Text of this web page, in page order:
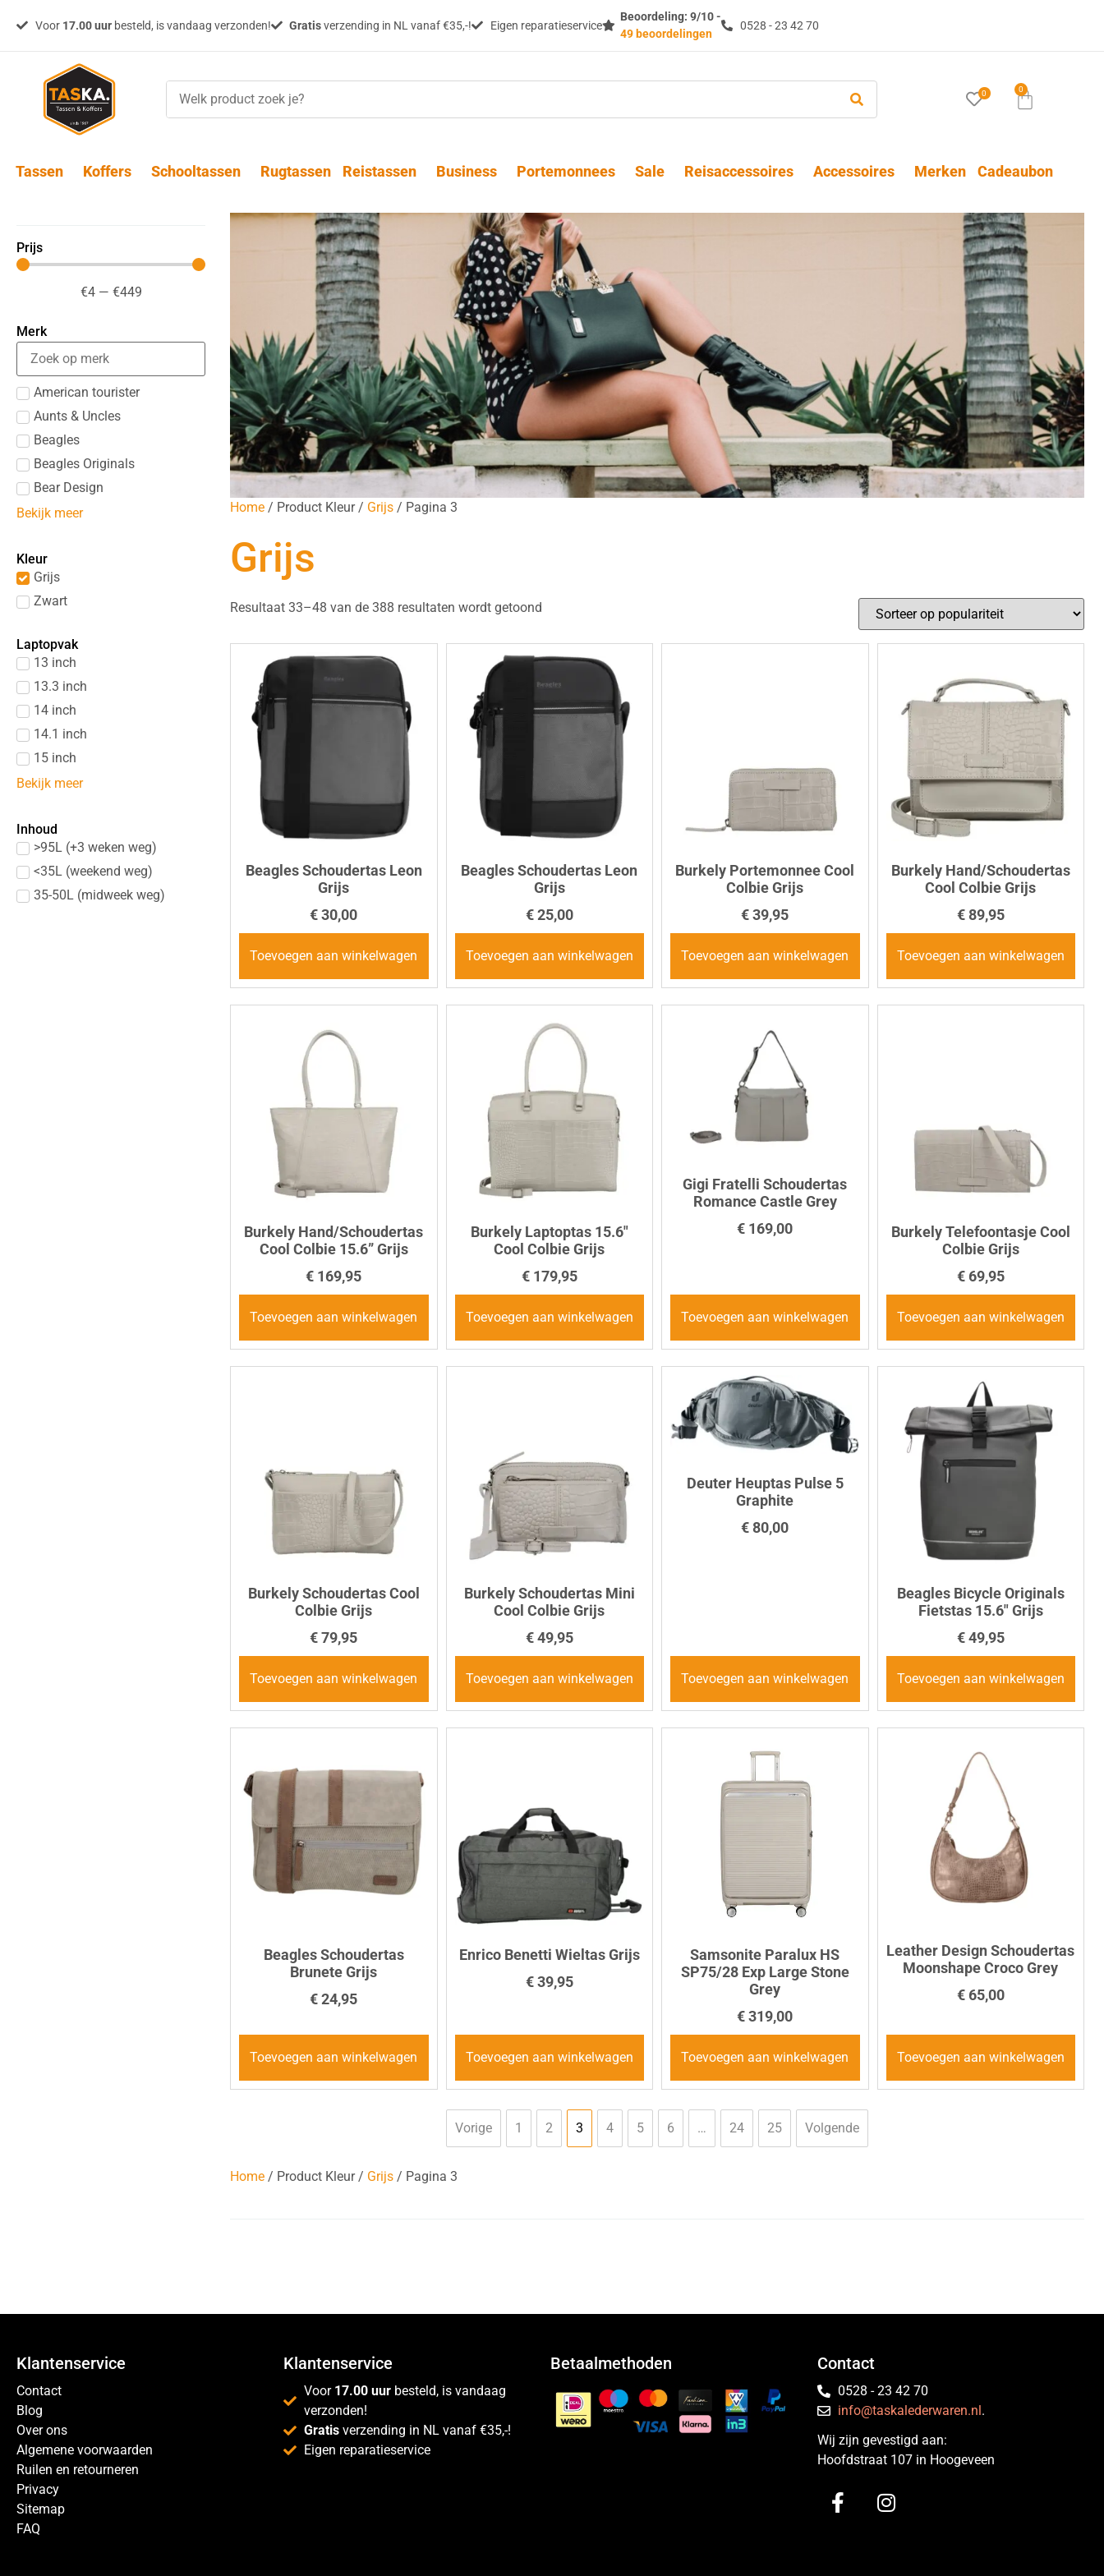
Voor 17.00 uurbesteld, is vandaag verzonden! Gratisverzending in NL vanaf €35,-! Eigen reparatieservice
Beoordeling: 9/10 -
49 beoordelingen
0528 - 23 42 70
0 0
Tassen Koffers Schooltassen Rugtassen Reistassen Business Portemonnees Sale Reisaccessoires Accessoires Merken Cadeaubon
Prijs
€4— €449
Merk
American tourister
Aunts & Uncles
Beagles
Beagles Originals
Bear Design
Bekijk meer
Kleur
Grijs
Zwart
Laptopvak
13 inch
13.3 inch
14 inch
14.1 inch
15 inch
Bekijk meer
Inhoud
>95L (+3 weken weg)
<35L (weekend weg)
35-50L (midweek weg)
Home / Product Kleur / Grijs / Pagina 3
Grijs
Resultaat 33–48 van de 388 resultaten wordt getoond
Beagles Schoudertas Leon
Grijs
€30,00
Toevoegen aan winkelwagen
Beagles Schoudertas Leon
Grijs
€25,00
Toevoegen aan winkelwagen
Burkely Portemonnee Cool
Colbie Grijs
€39,95
Toevoegen aan winkelwagen
Burkely Hand/Schoudertas
Cool Colbie Grijs
€89,95
Toevoegen aan winkelwagen
Burkely Hand/Schoudertas
Cool Colbie 15.6” Grijs
€ 169,95
Toevoegen aan winkelwagen
Burkely Laptoptas 15.6″
Cool Colbie Grijs
€179,95
Toevoegen aan winkelwagen
Gigi Fratelli Schoudertas
Romance Castle Grey
€ 169,00
Toevoegen aan winkelwagen
Burkely Telefoontasje Cool
Colbie Grijs
€69,95
Toevoegen aan winkelwagen
Burkely Schoudertas Cool
Colbie Grijs
€79,95
Toevoegen aan winkelwagen
Burkely Schoudertas Mini
Cool Colbie Grijs
€49,95
Toevoegen aan winkelwagen
Deuter Heuptas Pulse 5
Graphite
€ 80,00
Toevoegen aan winkelwagen
Beagles Bicycle Originals
Fietstas 15.6″ Grijs
€49,95
Toevoegen aan winkelwagen
Beagles Schoudertas
Brunete Grijs
€24,95
Toevoegen aan winkelwagen
Enrico Benetti Wieltas Grijs
€39,95
Toevoegen aan winkelwagen
Samsonite Paralux HS
SP75/28 Exp Large Stone
Grey
€319,00
Toevoegen aan winkelwagen
Leather Design Schoudertas
Moonshape Croco Grey
€65,00
Toevoegen aan winkelwagen
Vorige 1 2 3 4 5 6 … 24 25 Volgende
Home / Product Kleur / Grijs / Pagina 3
Klantenservice
Contact
Blog
Over ons
Algemene voorwaarden
Ruilen en retourneren
Privacy
Sitemap
FAQ
Klantenservice
Voor 17.00 uur besteld, is vandaag
verzonden!
Gratis verzending in NL vanaf €35,-!
Eigen reparatieservice
Betaalmethoden Contact
0528 - 23 42 70
info@taskalederwaren.nl.
Wij zijn gevestigd aan:
Hoofdstraat 107 in Hoogeveen